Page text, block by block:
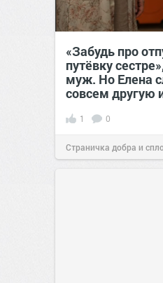
«Забудь про
путёвку
муж. Но Елена
совсем другую
1 0
Страничка добра и